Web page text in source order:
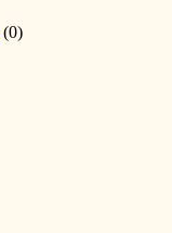
(0)